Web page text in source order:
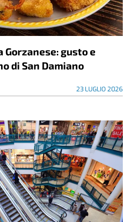
gusto e
di San Damiano
23 LUGLIO 2026